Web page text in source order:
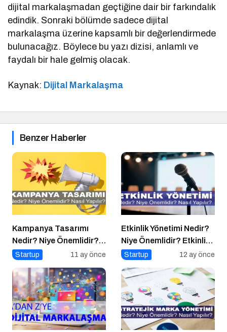
dijital markalaşmadan geçtiğine dair bir farkındalık
edindik. Sonraki bölümde sadece dijital
markalaşma üzerine kapsamlı bir değerlendirmede
bulunacağız. Böylece bu yazı dizisi, anlamlı ve
faydalı bir hale gelmiş olacak.
Kaynak: Dijital Markalaşma
Benzer Haberler
Kampanya Tasarımı
Nedir? Niye Önemlidir?
Kampanya Tasarımı
Startup 11 ay önce
Etkinlik Yönetimi Nedir?
Niye Önemlidir? Etkinlik
Yönetimi Nasıl Yapılır?
Startup 12 ay önce